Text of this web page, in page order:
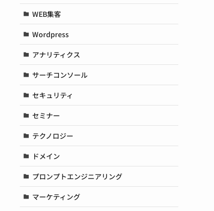
WEB集客
Wordpress
アナリティクス
サーチコンソール
セキュリティ
セミナー
テクノロジー
ドメイン
プロンプトエンジニアリング
マーケティング